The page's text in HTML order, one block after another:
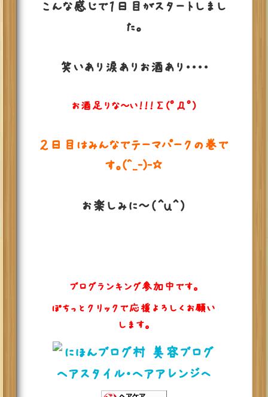
こんな感じで１日目がスタートしまし
た。
笑いあり涙ありお酒あり・・・・
お酒足りな～い！！！Σ(ﾟДﾟ)
２日目はみんなでテーマパークの巻で
す。(^_-)-☆
お楽しみに～（＾ｕ＾）
ブログランキング参加中です。
ぽちっとクリックで応援よろしくお願い
します。